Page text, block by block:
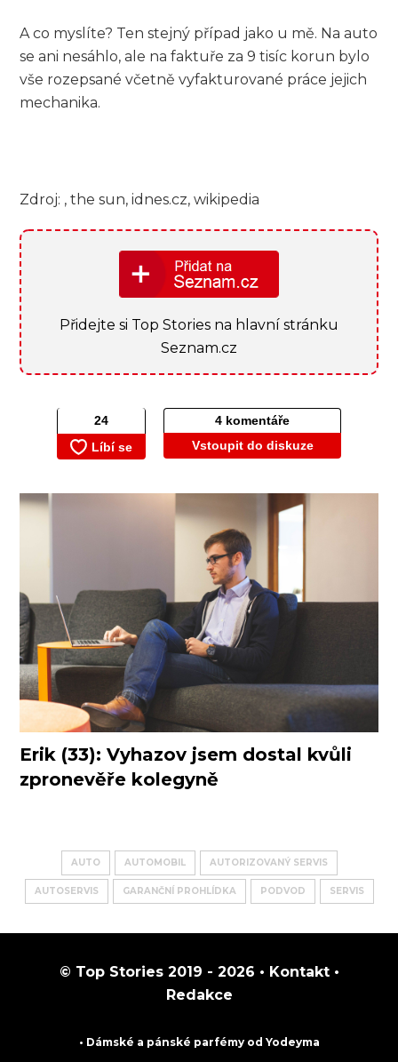
A co myslíte? Ten stejný případ jako u mě. Na auto
se ani nesáhlo, ale na faktuře za 9 tisíc korun bylo
vše rozepsané včetně vyfakturované práce jejich
mechanika.
Zdroj: , the sun, idnes.cz, wikipedia
Přidejte si Top Stories na hlavní stránku
Seznam.cz
4 komentáře
Vstoupit do diskuze
Erik (33): Vyhazov jsem dostal kvůli
zpronevěře kolegyně
AUTO AUTOMOBIL AUTORIZOVANÝ SERVIS
AUTOSERVIS GARANČNÍ PROHLÍDKA PODVOD SERVIS
© Top Stories 2019 - 2026 • Kontakt•
Redakce
• Dámské a pánské parfémyod Yodeyma